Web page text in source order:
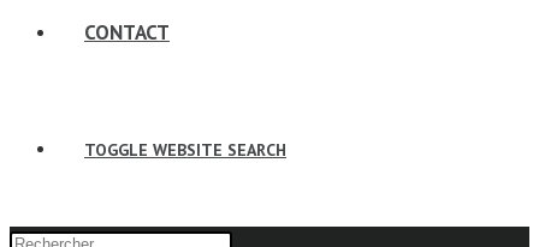
CONTACT
TOGGLE WEBSITE SEARCH